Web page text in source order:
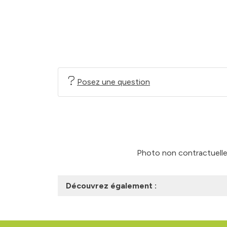
Posez une question
Photo non
Découvrez également :